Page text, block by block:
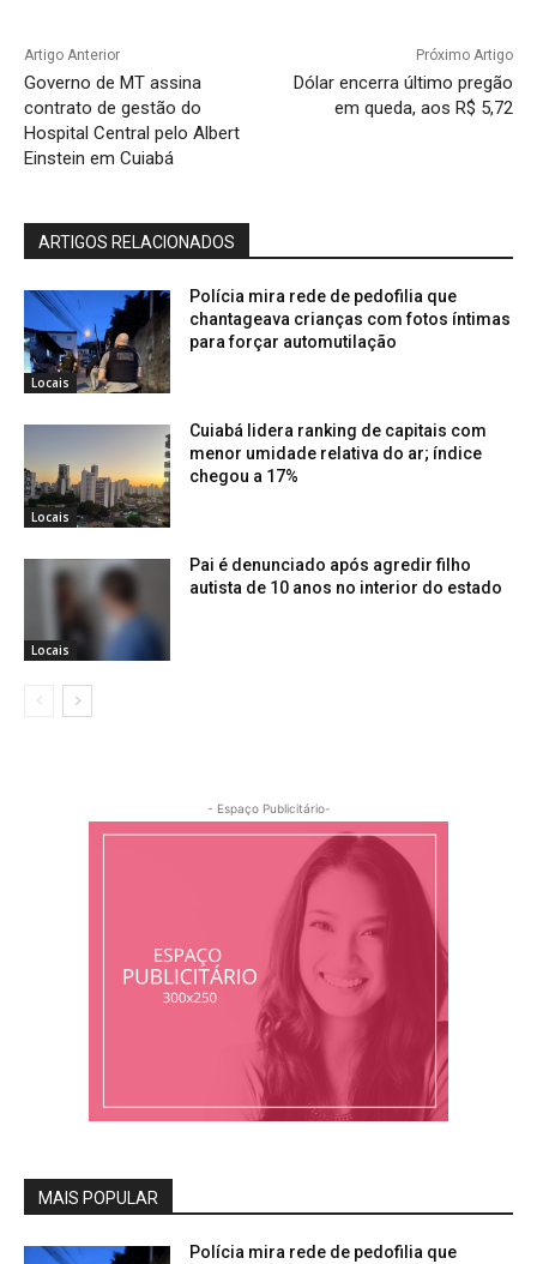
Artigo Anterior
Governo de MT assina
contrato de gestão do
Hospital Central pelo Albert
Einstein em Cuiabá
Próximo Artigo
Dólar encerra último pregão
em queda, aos R$ 5,72
ARTIGOS RELACIONADOS
Locais
Polícia mira rede de pedofilia que
chantageava crianças com fotos íntimas
para forçar automutilação
Locais
Cuiabá lidera ranking de capitais com
menor umidade relativa do ar; índice
chegou a 17%
Locais
Pai é denunciado após agredir filho
autista de 10 anos no interior do estado
- Espaço Publicitário-
MAIS POPULAR
Polícia mira rede de pedofilia que